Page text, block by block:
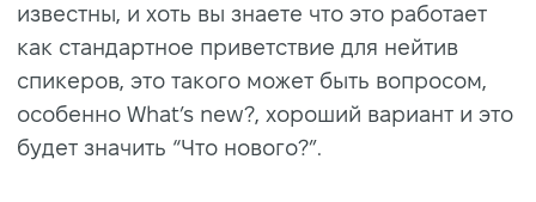
известны, и хоть вы знаете что это работает
как стандартное приветствие для нейтив
спикеров, это такого может быть вопросом,
особенно What’s new?, хороший вариант и это
будет значить “Что нового?”.